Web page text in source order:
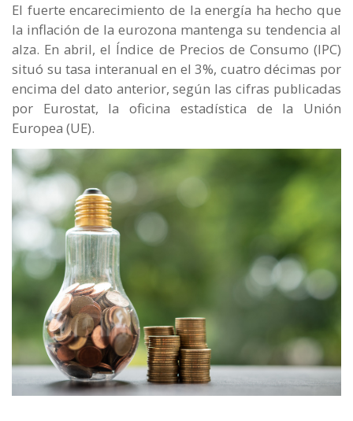
El fuerte encarecimiento de la energía ha hecho que
la inflación de la eurozona mantenga su tendencia al
alza. En abril, el Índice de Precios de Consumo (IPC)
situó su tasa interanual en el 3%, cuatro décimas por
encima del dato anterior, según las cifras publicadas
por Eurostat, la oficina estadística de la Unión
Europea (UE).